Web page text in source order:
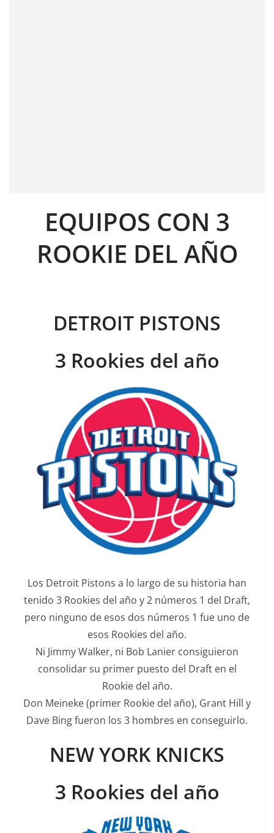
EQUIPOS CON 3
ROOKIE DEL AÑO
DETROIT PISTONS
3 Rookies del año
Los Detroit Pistons a lo largo de su historia han
tenido 3 Rookies del año y 2 números 1 del Draft,
pero ninguno de esos dos números 1 fue uno de
esos Rookies del año.
Ni Jimmy Walker, ni Bob Lanier consiguieron
consolidar su primer puesto del Draft en el
Rookie del año.
Don Meineke (primer Rookie del año), Grant Hill y
Dave Bing fueron los 3 hombres en conseguirlo.
NEW YORK KNICKS
3 Rookies del año